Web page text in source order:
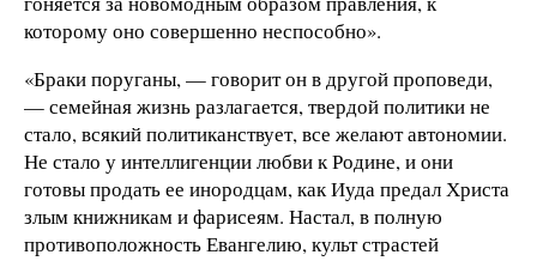
которому оно совершенно неспособно».
«Браки поруганы, — говорит он в другой проповеди,
— семейная жизнь разлагается, твердой политики не
стало, всякий политиканствует, все желают автономии.
Не стало у интеллигенции любви к Родине, и они
готовы продать ее инородцам, как Иуда предал Христа
злым книжникам и фарисеям. Настал, в полную
противоположность Евангелию, культ страстей